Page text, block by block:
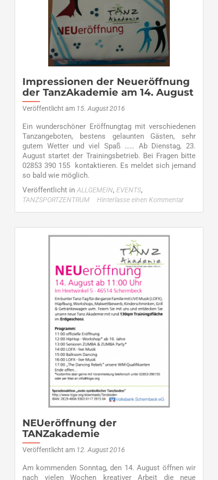
Aktuelle
Tanzangebote
beim
ab
23.
August
Impressionen der Neueröffnung
der TanzAkademie am 14. August
Veröffentlicht am 15. August 2016
Ein wunderschöner Eröffnungtag mit verschiedenen
Tanzangeboten, bestens gelaunten Gästen, sehr
gutem Wetter und viel Spaß …… Ab Dienstag, 23.
August startet der Trainingsbetrieb. Bei Fragen bitte
02853 390 155 kontaktieren. Es meldet sich jemand
so bald wie möglich.
Veröffentlicht in ALLGEMEIN, EVENTS,
TANZSPORTZENTRUM Hinterlasse einen Kommentar
NEUeröffnung der
TANZakademie
Veröffentlicht am 12. August 2016
Am kommenden Sonntag, den 14. August öffnen wir
nach vielen Wochen kreativer Arbeit die neue